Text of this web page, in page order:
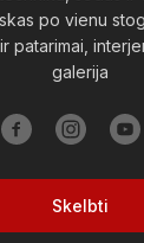
po vienu
patarimai,
galerija
Skelbti